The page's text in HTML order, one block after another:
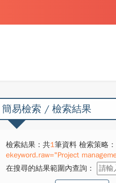
簡易檢索 / 檢索結果
檢索結果：共1筆資料 檢索策略：
ekeyword.raw="Project
在搜尋的結果範圍內查詢：